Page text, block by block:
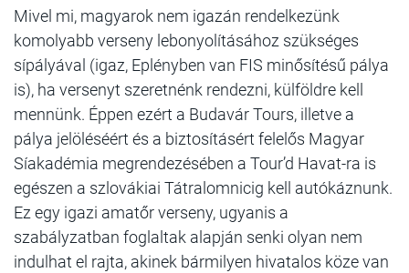
Mivel mi, magyarok nem igazán rendelkezünk
komolyabb verseny lebonyolításához szükséges
sípályával (igaz, Eplényben van FIS minősítésű pálya
is), ha versenyt szeretnénk rendezni, külföldre kell
mennünk. Éppen ezért a Budavár Tours, illetve a
pálya jelöléséért és a biztosításért felelős Magyar
Síakadémia megrendezésében a Tour’d Havat-ra is
egészen a szlovákiai Tátralomnicig kell autókáznunk.
Ez egy igazi amatőr verseny, ugyanis a
szabályzatban foglaltak alapján senki olyan nem
indulhat el rajta, akinek bármilyen hivatalos köze van